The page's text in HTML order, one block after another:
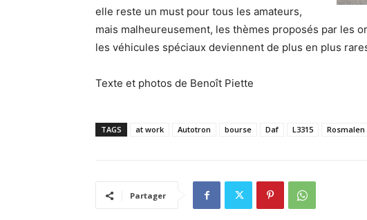
elle reste un must pour tous les amateurs,
mais malheureusement, les thèmes proposés par les
les véhicules spéciaux deviennent de plus en plus
Texte et photos de Benoît Piette
TAGS at work Autotron bourse Daf L3315 Rosmalen
Partager